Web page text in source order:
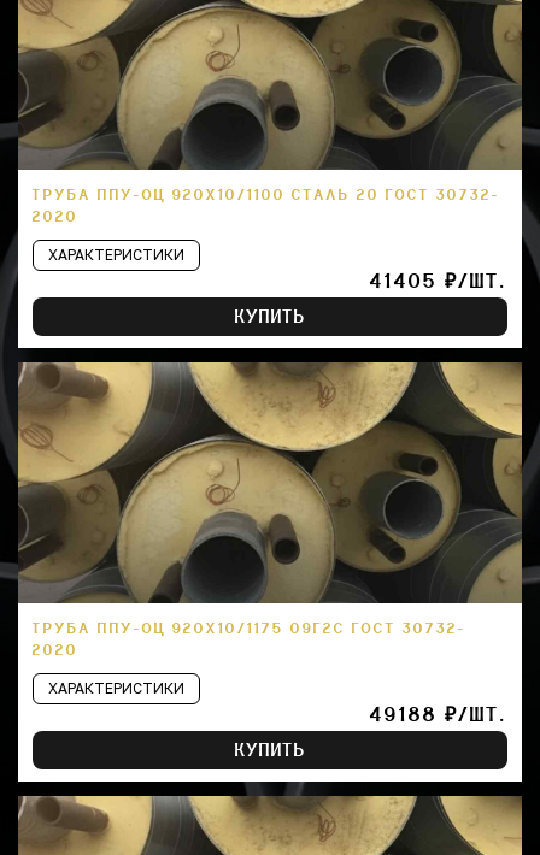
ТРУБА ППУ-ОЦ 920Х10/1100 СТАЛЬ 20 ГОСТ 30732-
2020
ХАРАКТЕРИСТИКИ
41405 ₽/ШТ.
КУПИТЬ
ТРУБА ППУ-ОЦ 920Х10/1175 09Г2С ГОСТ 30732-
2020
ХАРАКТЕРИСТИКИ
49188 ₽/ШТ.
КУПИТЬ